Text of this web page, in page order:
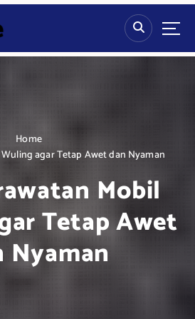
Home
agar Tetap Awet dan Nyaman
Mobil
Tetap Awet
Nyaman